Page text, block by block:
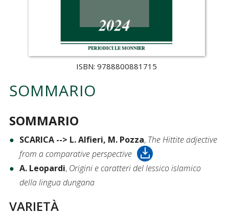
ISBN: 9788800881715
SOMMARIO
SOMMARIO
SCARICA --> L. Alfieri, M. Pozza, The Hittite adjective
from a comparative perspective
A. Leopardi, Origini e caratteri del lessico islamico
della lingua dungana
VARIETÀ